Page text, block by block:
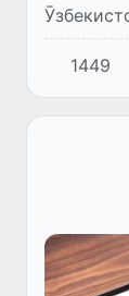
2026 дар
кишвар
донишҷӯ
1449